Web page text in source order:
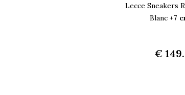
Lecce Sneakers
Blanc +7
€